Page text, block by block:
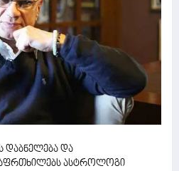
დაბნელება და
ასტროლოგი